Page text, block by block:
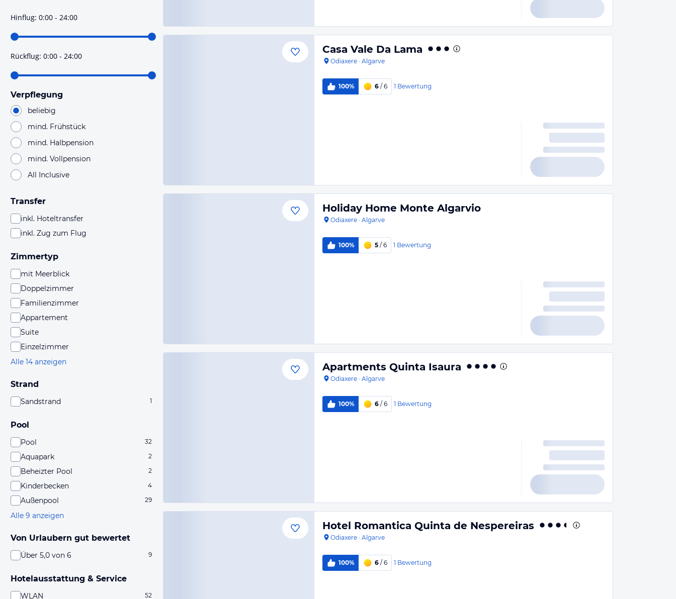
hoher Wahrscheinlichkeit Direktflüge sind. Bitte
prüfe vor der Buchung noch einmal die Flugdetails.
Hinflug: 0:00 - 24:00
Rückflug: 0:00 - 24:00
Verpflegung
beliebig
mind. Frühstück
mind. Halbpension
mind. Vollpension
All Inclusive
Transfer
inkl. Hoteltransfer
inkl. Zug zum Flug
Zimmertyp
mit Meerblick
Doppelzimmer
Familienzimmer
Appartement
Suite
Einzelzimmer
Alle 14 anzeigen
Strand
Sandstrand 1
Pool
Pool 32
Aquapark 2
Beheizter Pool 2
Kinderbecken 4
Außenpool 29
Alle 9 anzeigen
Von Urlaubern gut bewertet
Über 5,0 von 6 9
Hotelausstattung & Service
WLAN 52
Casa Vale Da Lama
Odiaxere · Algarve
100% 6 / 6 1 Bewertung
Holiday Home Monte Algarvio
Odiaxere · Algarve
100% 5 / 6 1 Bewertung
Apartments Quinta Isaura
Odiaxere · Algarve
100% 6 / 6 1 Bewertung
Hotel Romantica Quinta de Nespereiras
Odiaxere · Algarve
100% 6 / 6 1 Bewertung